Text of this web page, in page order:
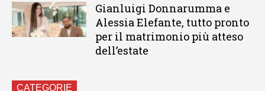
Gianluigi Donnarumma e
Alessia Elefante, tutto pronto
per il matrimonio più atteso
dell’estate
CATEGORIE